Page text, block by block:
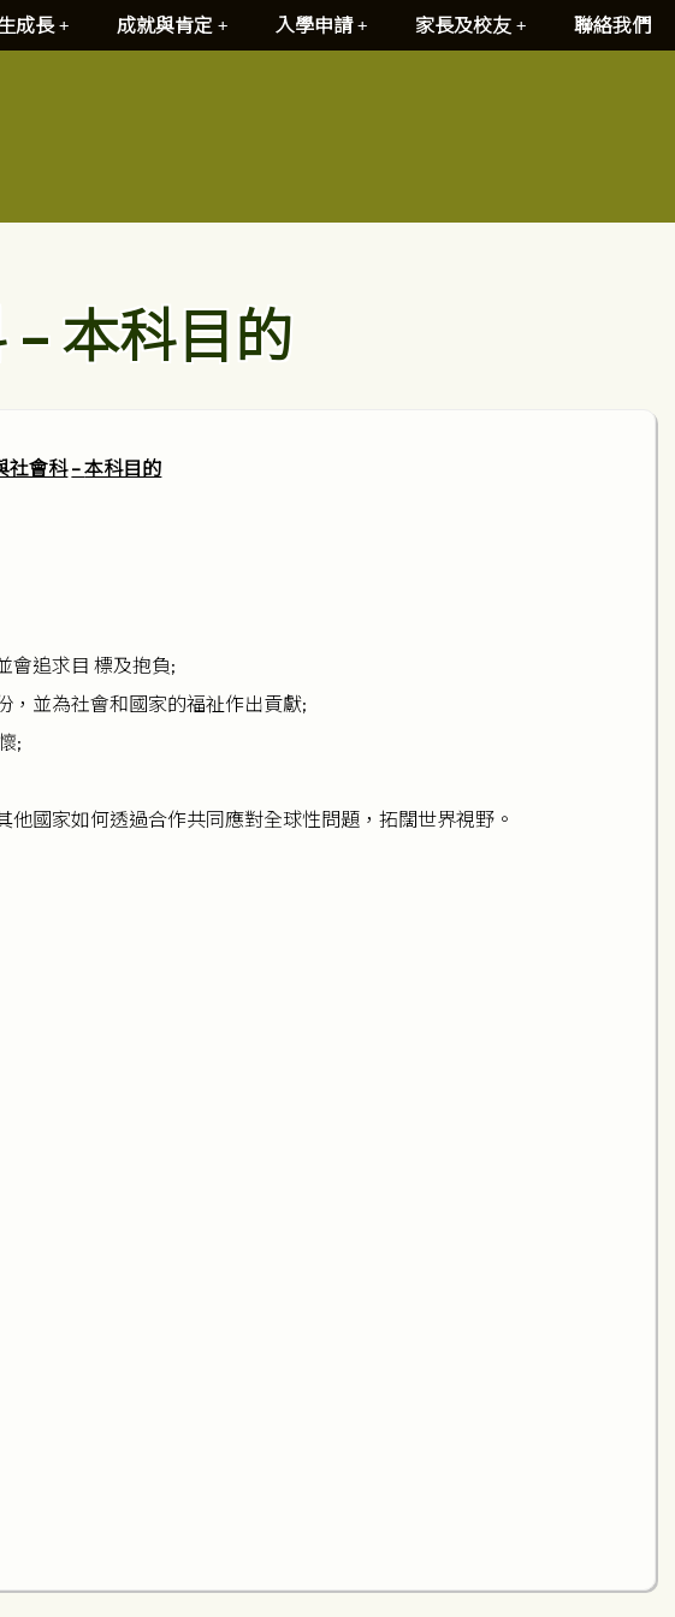
成長 成就與肯定 入學申請 家長及校友 聯絡我們
本科目的
社會科–本科目的
會追求目 標及抱負;
，並為社會和國家的福祉作出貢獻;
;
國家如何透過合作共同應對全球性問題，拓闊世界視野。